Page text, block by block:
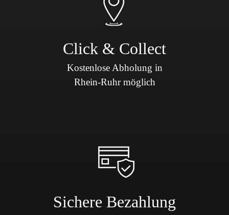
Click & Collect
Kostenlose Abholung in
Rhein-Ruhr möglich
Sichere Bezahlung